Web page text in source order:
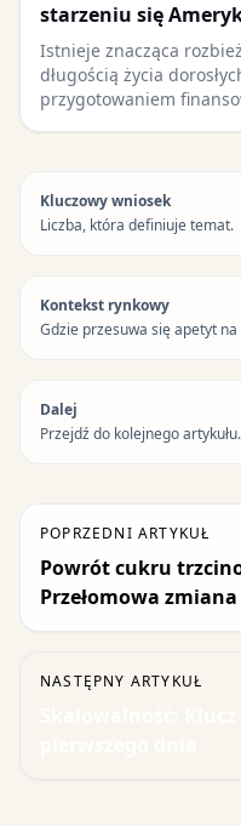
starzeniu się
Istnieje znacząca
długością życia
przygotowaniem
Kluczowy wniosek
Liczba, która definiuje temat.
Kontekst rynkowy
Gdzie przesuwa się apetyt na
Dalej
Przejdź do kolejnego artykułu.
POPRZEDNI ARTYKUŁ
Powrót cukru
Przełomowa
NASTĘPNY ARTYKUŁ